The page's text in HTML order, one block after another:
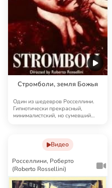
Стромболи, земля Божья
Один из шедевров Росселлини.
Гипнотически прекрасный,
минималистский, но сумевший
Видео
Росселлини, Роберто
(Roberto Rossellini)